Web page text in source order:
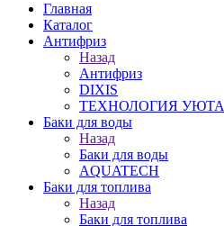
Главная
Каталог
Антифриз
Назад
Антифриз
DIXIS
ТЕХНОЛОГИЯ УЮТА
Баки для воды
Назад
Баки для воды
AQUATECH
Баки для топлива
Назад
Баки для топлива